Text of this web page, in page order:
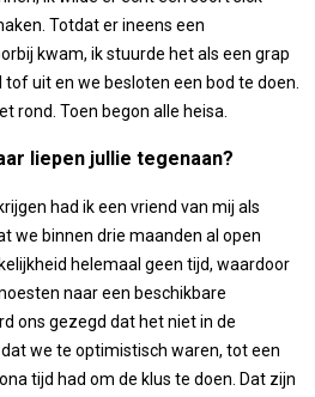
Totdat er ineens een
kwam, ik stuurde het als een grap
tof uit en we besloten een bod te doen.
rond. Toen begon alle heisa.
liepen jullie tegenaan?
had ik een vriend van mij als
we binnen drie maanden al open
helemaal geen tijd, waardoor
naar een beschikbare
ons gezegd dat het niet in de
we te optimistisch waren, tot een
tijd had om de klus te doen. Dat zijn